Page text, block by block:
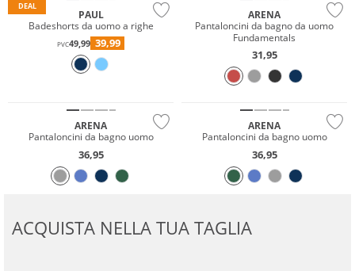
DEAL
PAUL
Badeshorts da uomo a righe
PVC49,99 39,99
ARENA
Pantaloncini da bagno da uomo
Fundamentals
31,95
ARENA
Pantaloncini da bagno uomo
36,95
ARENA
Pantaloncini da bagno uomo
36,95
ACQUISTA NELLA TUA TAGLIA